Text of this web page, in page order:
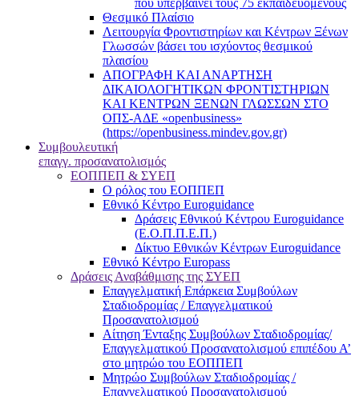
που υπερβαίνει τους 75 εκπαιδευόμενους
Θεσμικό Πλαίσιο
Λειτουργία Φροντιστηρίων και Κέντρων Ξένων
Γλωσσών βάσει του ισχύοντος θεσμικού
πλαισίου
ΑΠΟΓΡΑΦΗ ΚΑΙ ΑΝΑΡΤΗΣΗ
ΔΙΚΑΙΟΛΟΓΗΤΙΚΩΝ ΦΡΟΝΤΙΣΤΗΡΙΩΝ
ΚΑΙ ΚΕΝΤΡΩΝ ΞΕΝΩΝ ΓΛΩΣΣΩΝ ΣΤΟ
ΟΠΣ-ΑΔΕ «openbusiness»
(https://openbusiness.mindev.gov.gr)
Συμβουλευτική
επαγγ. προσανατολισμός
ΕΟΠΠΕΠ & ΣΥΕΠ
Ο ρόλος του ΕΟΠΠΕΠ
Εθνικό Κέντρο Euroguidance
Δράσεις Εθνικού Κέντρου Euroguidance
(Ε.Ο.Π.Π.Ε.Π.)
Δίκτυο Εθνικών Κέντρων Euroguidance
Εθνικό Κέντρο Europass
Δράσεις Αναβάθμισης της ΣΥΕΠ
Επαγγελματική Επάρκεια Συμβούλων
Σταδιοδρομίας / Επαγγελματικού
Προσανατολισμού
Αίτηση Ένταξης Συμβούλων Σταδιοδρομίας/
Επαγγελματικού Προσανατολισμού επιπέδου Α’
στο μητρώο του ΕΟΠΠΕΠ
Μητρώο Συμβούλων Σταδιοδρομίας /
Επαγγελματικού Προσανατολισμού